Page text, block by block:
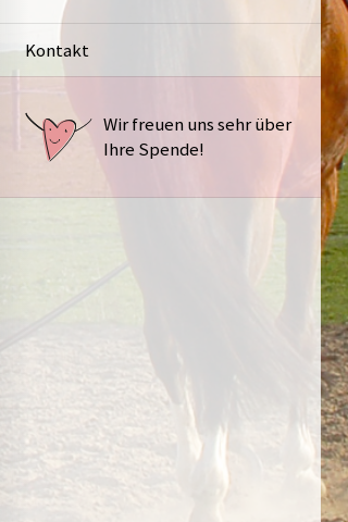
Kontakt
Wir freuen uns sehr über
Ihre Spende!